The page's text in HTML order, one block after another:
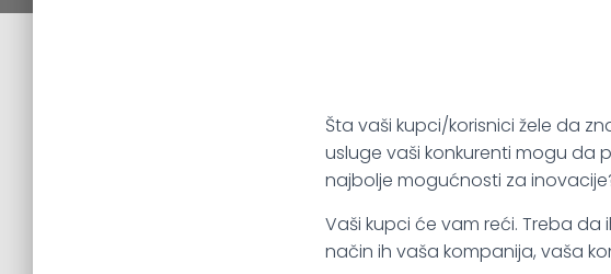
Šta vaši kupci/korisnici žele da
usluge vaši konkurenti mogu da
najbolje mogućnosti za
Vaši kupci će vam reći. Treba
način ih vaša kompanija, vaša